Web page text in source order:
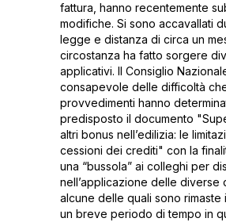
fattura, hanno recentemente
modifiche. Si sono accavallati
legge e distanza di circa un
circostanza ha fatto sorgere
applicativi. Il Consiglio
consapevole delle difficoltà
provvedimenti hanno
predisposto il documento
altri bonus nell’edilizia: le
cessioni dei crediti" con la
una “bussola” ai colleghi per
nell’applicazione delle diverse
alcune delle quali sono
un breve periodo di tempo in